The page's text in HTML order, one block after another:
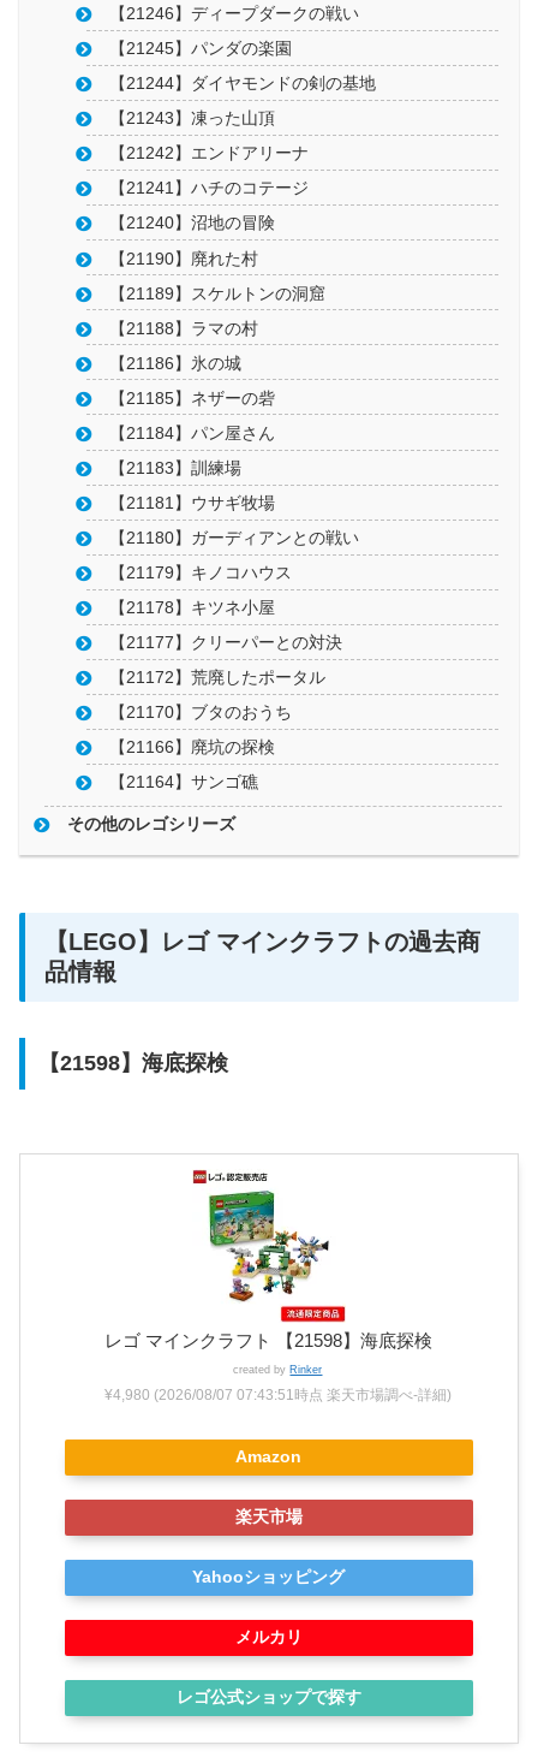
【21246】ディープダークの戦い
【21245】パンダの楽園
【21244】ダイヤモンドの剣の基地
【21243】凍った山頂
【21242】エンドアリーナ
【21241】ハチのコテージ
【21240】沼地の冒険
【21190】廃れた村
【21189】スケルトンの洞窟
【21188】ラマの村
【21186】氷の城
【21185】ネザーの砦
【21184】パン屋さん
【21183】訓練場
【21181】ウサギ牧場
【21180】ガーディアンとの戦い
【21179】キノコハウス
【21178】キツネ小屋
【21177】クリーパーとの対決
【21172】荒廃したポータル
【21170】ブタのおうち
【21166】廃坑の探検
【21164】サンゴ礁
その他のレゴシリーズ
【LEGO】レゴ マインクラフトの過去商
品情報
【21598】海底探検
レゴ マインクラフト 【21598】海底探検
created by Rinker
¥4,980 (2026/08/07 07:43:51時点 楽天市場調べ-詳細)
Amazon
楽天市場
Yahooショッピング
メルカリ
レゴ公式ショップで探す